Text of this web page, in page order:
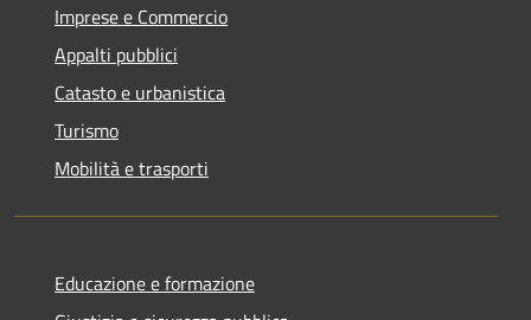
Imprese e Commercio
Appalti pubblici
Catasto e urbanistica
Turismo
Mobilità e trasporti
Educazione e formazione